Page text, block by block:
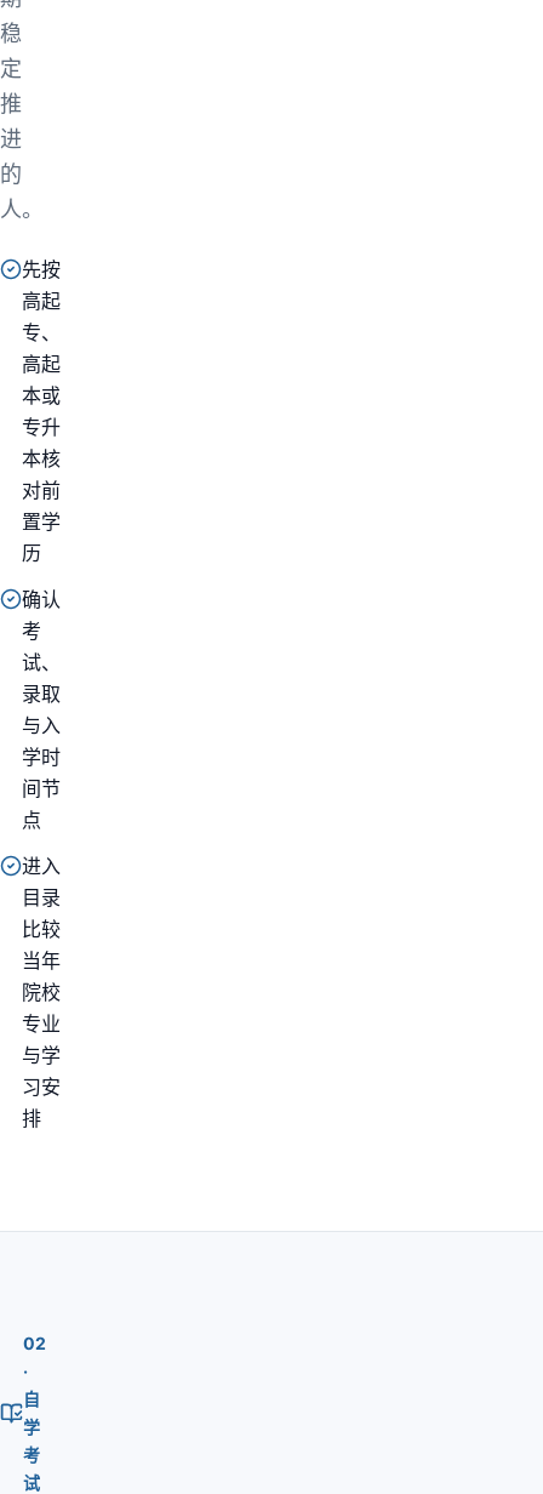
稳
定
推
进
的
人。
先按
高起
专、
高起
本或
专升
本核
对前
置学
历
确认
考
试、
录取
与入
学时
间节
点
进入
目录
比较
当年
院校
专业
与学
习安
排
02
·
自
学
考
试